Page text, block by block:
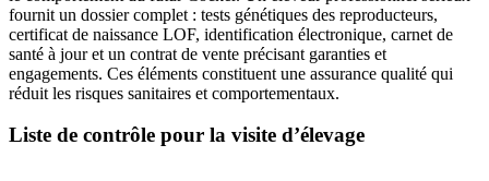
fournit un dossier complet : tests génétiques des reproducteurs,
certificat de naissance LOF, identification électronique, carnet de
santé à jour et un contrat de vente précisant garanties et
engagements. Ces éléments constituent une assurance qualité qui
réduit les risques sanitaires et comportementaux.
Liste de contrôle pour la visite d’élevage